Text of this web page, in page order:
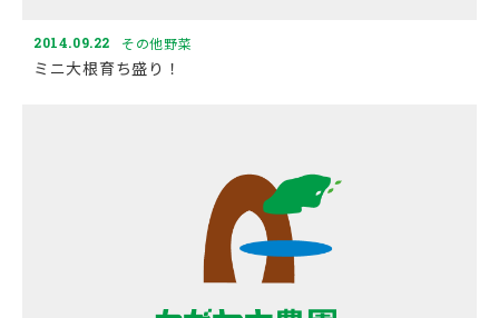
2014.09.22 その他野菜
ミニ大根育ち盛り！